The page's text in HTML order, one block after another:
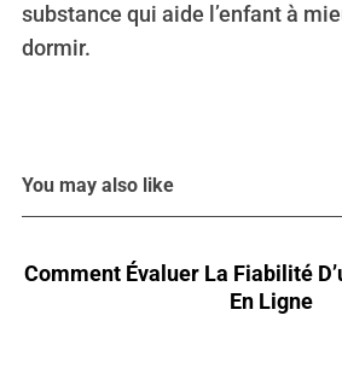
substance qui aide l’enfant à
dormir.
You may also like
Comment Évaluer La Fiabilité
En Ligne